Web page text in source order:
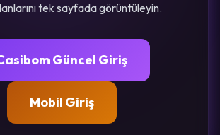
tek sayfada görüntüleyin.
Güncel Giriş
Mobil Giriş